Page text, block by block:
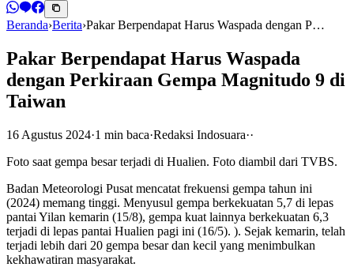
Beranda›Berita›Pakar Berpendapat Harus Waspada dengan P…
Pakar Berpendapat Harus Waspada
dengan Perkiraan Gempa Magnitudo 9 di
Taiwan
16 Agustus 2024·1 min baca·Redaksi Indosuara··
Foto saat gempa besar terjadi di Hualien. Foto diambil dari TVBS.
Badan Meteorologi Pusat mencatat frekuensi gempa tahun ini
(2024) memang tinggi. Menyusul gempa berkekuatan 5,7 di lepas
pantai Yilan kemarin (15/8), gempa kuat lainnya berkekuatan 6,3
terjadi di lepas pantai Hualien pagi ini (16/5). ). Sejak kemarin, telah
terjadi lebih dari 20 gempa besar dan kecil yang menimbulkan
kekhawatiran masyarakat.